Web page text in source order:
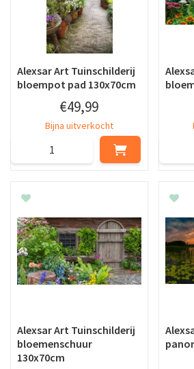
Alexsar Art Tuinschilderij
bloempot pad 130x70cm
€49,99
Bijna uitverkocht
Alexsar Art Tuinschilderij
bloemenschuur
130x70cm